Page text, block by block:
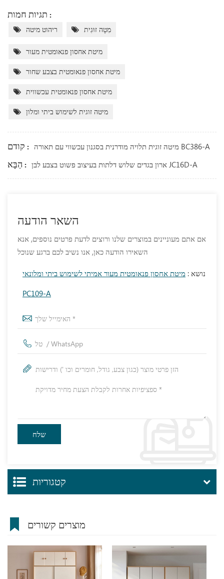
תגיות חמות :
ריהוט מיטה מִטָה זוּגִית
מיטת אחסון פנאומטית מעור
מיטת אחסון פנאומטית בצבע שחור
מיטת אחסון פנאומטית עכשווית
מיטה זוגית לשימוש ביתי ומלון
קודם : מיטה זוגית תלויה מודרנית בסגנון עכשווי עם תאורה BC386-A
הַבָּא : ארון בגדים שלוש דלתות בעיצוב פשוט בצבע לבן JC16D-A
השאר הודעה
אם אתם מעוניינים במוצרים שלנו ורוצים לדעת פרטים נוספים, אנא
השאירו הודעה כאן, אנו נשיב לכם ברגע שנוכל
נושא : מיטת אחסון פנאומטית מעור אמיתי לשימוש ביתי ומלונאי
PC109-A
קטגוריות
מוצרים קשורים